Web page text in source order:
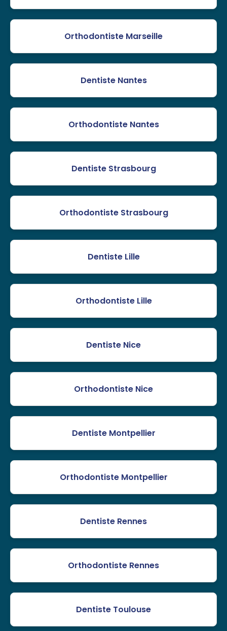
Orthodontiste Marseille
Dentiste Nantes
Orthodontiste Nantes
Dentiste Strasbourg
Orthodontiste Strasbourg
Dentiste Lille
Orthodontiste Lille
Dentiste Nice
Orthodontiste Nice
Dentiste Montpellier
Orthodontiste Montpellier
Dentiste Rennes
Orthodontiste Rennes
Dentiste Toulouse